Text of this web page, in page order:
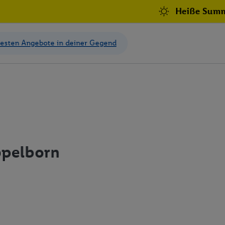
Heiße